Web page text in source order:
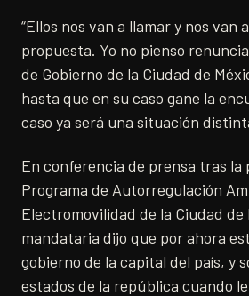
“Ellos nos van a llamar y nos van
propuesta. Yo no pienso
de Gobierno de la Ciudad de
hasta que en su caso gane la
caso ya será una situación
En conferencia de prensa tras la
Programa de Autorregulación
Electromovilidad de la Ciudad de
mandataria dijo que por ahora
gobierno de la capital del país, y
estados de la república cuando